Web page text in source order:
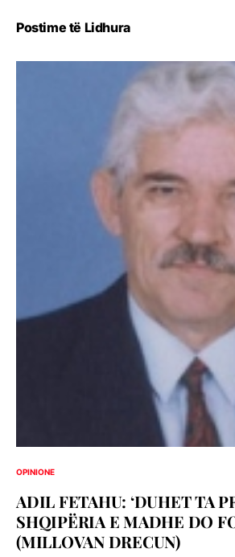
Postime të Lidhura
OPINIONE
ADIL FETAHU: ‘DUHET TA
SHQIPËRIA E MADHE DO
(MILLOVAN DRECUN)